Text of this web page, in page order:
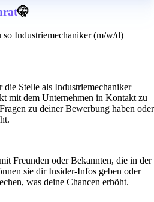
🤫
Industriemechaniker (m/w/d)
Stelle als Industriemechaniker
mit dem Unternehmen in Kontakt zu
zu deiner Bewerbung haben oder
Freunden oder Bekannten, die in der
sie dir Insider-Infos geben oder
was deine Chancen erhöht.